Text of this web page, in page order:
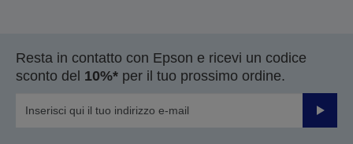
Resta in contatto con Epson e ricevi un codice
sconto del 10%* per il tuo prossimo ordine.
Invia